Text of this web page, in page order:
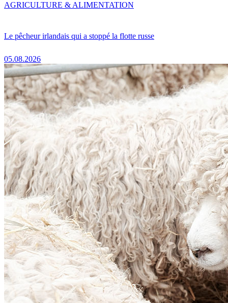
Le pêcheur irlandais qui a stoppé la flotte russe
05.08.2026
AGRICULTURE & ALIMENTATION